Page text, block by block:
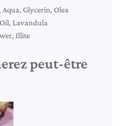
m
o
c
e
r
e
Glycerin, Olea
Lavandula
Illite
peut-être